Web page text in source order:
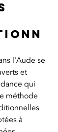
l'Aude se
et
qui
méthode
à